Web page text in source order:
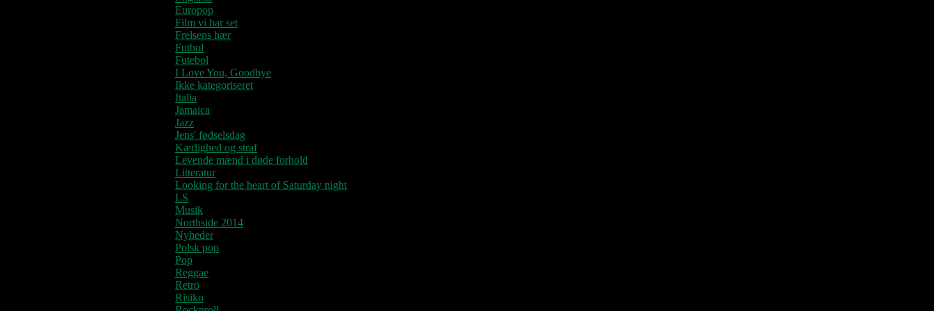
Europop
Film vi har set
Frelsens hær
Futbol
Futebol
I Love You, Goodbye
Ikke kategoriseret
Italia
Jamaica
Jazz
Jens' fødselsdag
Kærlighed og straf
Levende mænd i døde forhold
Litteratur
Looking for the heart of Saturday night
LS
Musik
Northside 2014
Nyheder
Polsk pop
Pop
Reggae
Retro
Risiko